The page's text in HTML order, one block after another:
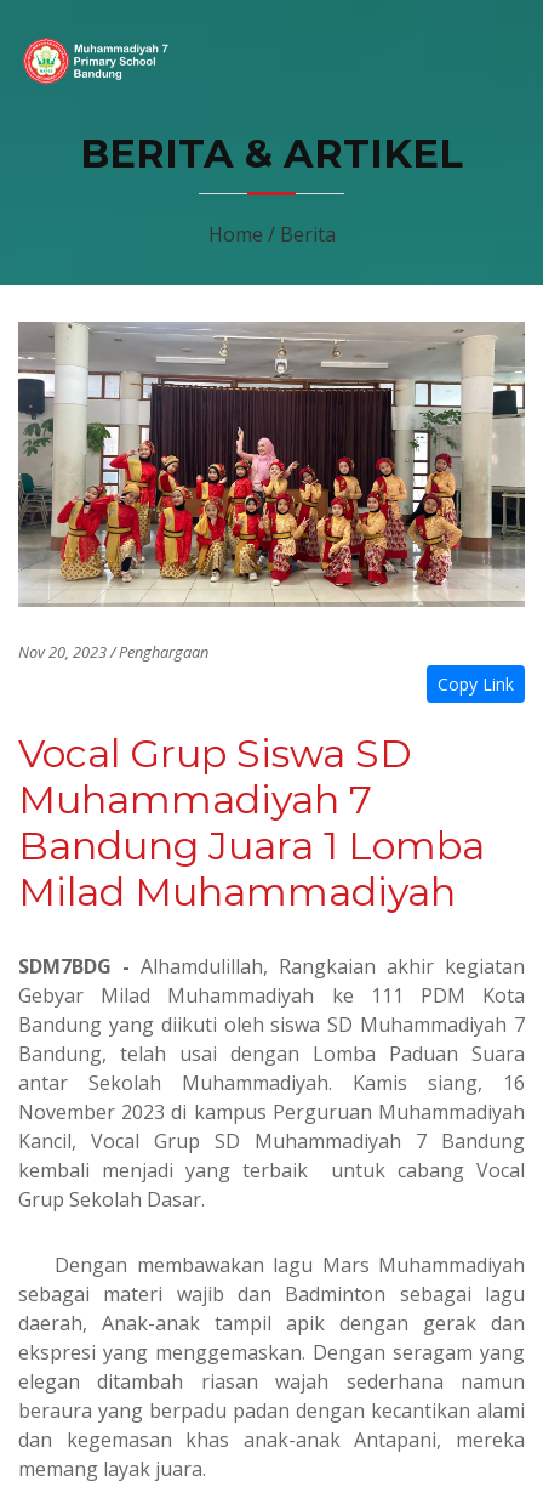
BERITA & ARTIKEL
Home / Berita
Nov 20, 2023 / Penghargaan
Copy Link
Vocal Grup Siswa SD
Muhammadiyah 7
Bandung Juara 1 Lomba
Milad Muhammadiyah
SDM7BDG - Alhamdulillah, Rangkaian akhir kegiatan
Gebyar Milad Muhammadiyah ke 111 PDM Kota
Bandung yang diikuti oleh siswa SD Muhammadiyah 7
Bandung, telah usai dengan Lomba Paduan Suara
antar Sekolah Muhammadiyah. Kamis siang, 16
November 2023 di kampus Perguruan Muhammadiyah
Kancil, Vocal Grup SD Muhammadiyah 7 Bandung
kembali menjadi yang terbaik untuk cabang Vocal
Grup Sekolah Dasar.
Dengan membawakan lagu Mars Muhammadiyah
sebagai materi wajib dan Badminton sebagai lagu
daerah, Anak-anak tampil apik dengan gerak dan
ekspresi yang menggemaskan. Dengan seragam yang
elegan ditambah riasan wajah sederhana namun
beraura yang berpadu padan dengan kecantikan alami
dan kegemasan khas anak-anak Antapani, mereka
memang layak juara.